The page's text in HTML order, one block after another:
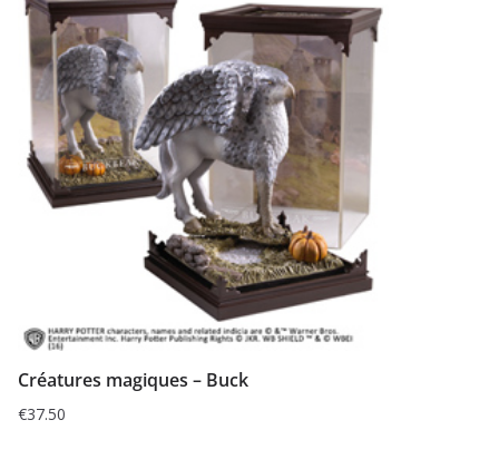
Créatures magiques – Buck
€37.50